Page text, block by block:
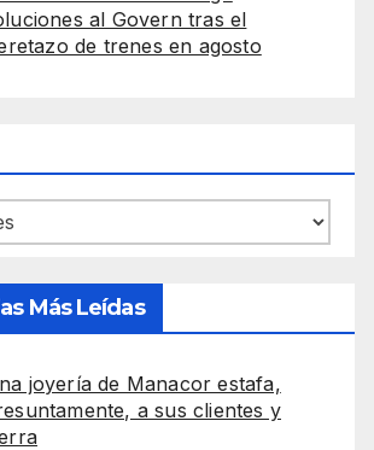
al Govern tras el
de trenes en agosto
Más Leídas
joyería de Manacor estafa,
a sus clientes y